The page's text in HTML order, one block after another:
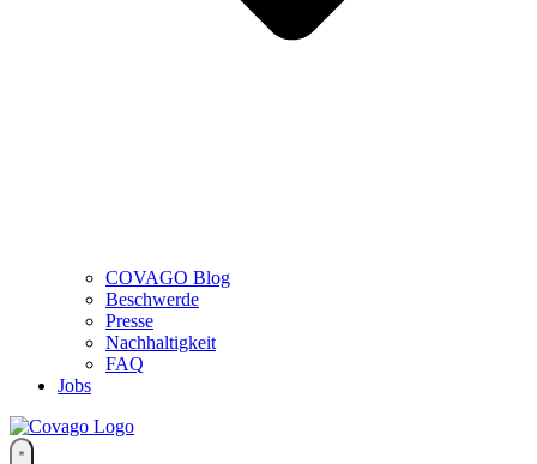
COVAGO Blog
Beschwerde
Presse
Nachhaltigkeit
FAQ
Jobs